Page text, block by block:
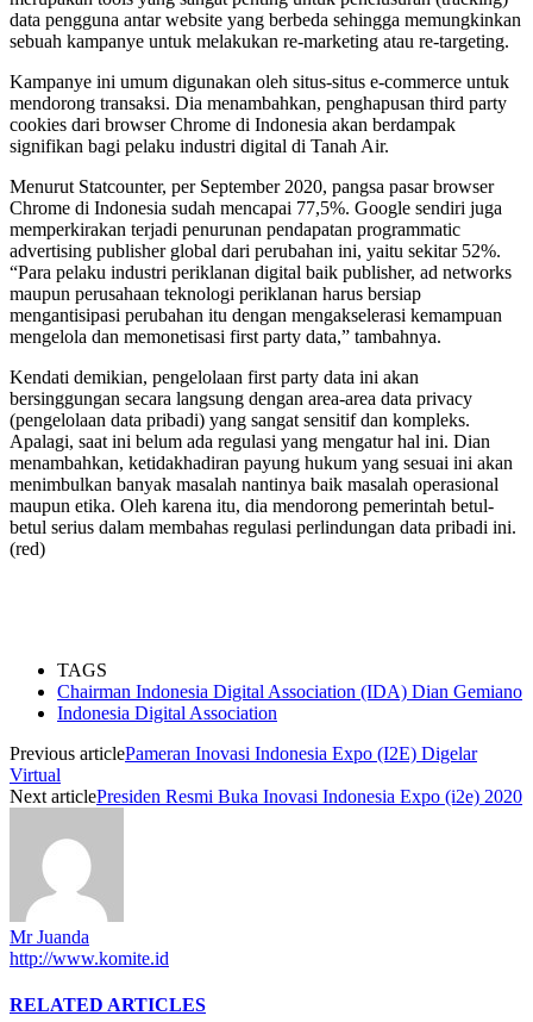
data pengguna antar website yang berbeda sehingga memungkinkan
sebuah kampanye untuk melakukan re-marketing atau re-targeting.
Kampanye ini umum digunakan oleh situs-situs e-commerce untuk
mendorong transaksi. Dia menambahkan, penghapusan third party
cookies dari browser Chrome di Indonesia akan berdampak
signifikan bagi pelaku industri digital di Tanah Air.
Menurut Statcounter, per September 2020, pangsa pasar browser
Chrome di Indonesia sudah mencapai 77,5%. Google sendiri juga
memperkirakan terjadi penurunan pendapatan programmatic
advertising publisher global dari perubahan ini, yaitu sekitar 52%.
“Para pelaku industri periklanan digital baik publisher, ad networks
maupun perusahaan teknologi periklanan harus bersiap
mengantisipasi perubahan itu dengan mengakselerasi kemampuan
mengelola dan memonetisasi first party data,” tambahnya.
Kendati demikian, pengelolaan first party data ini akan
bersinggungan secara langsung dengan area-area data privacy
(pengelolaan data pribadi) yang sangat sensitif dan kompleks.
Apalagi, saat ini belum ada regulasi yang mengatur hal ini. Dian
menambahkan, ketidakhadiran payung hukum yang sesuai ini akan
menimbulkan banyak masalah nantinya baik masalah operasional
maupun etika. Oleh karena itu, dia mendorong pemerintah betul-
betul serius dalam membahas regulasi perlindungan data pribadi ini.
(red)
TAGS
Chairman Indonesia Digital Association (IDA) Dian Gemiano
Indonesia Digital Association
Previous articlePameran Inovasi Indonesia Expo (I2E) Digelar
Virtual
Next articlePresiden Resmi Buka Inovasi Indonesia Expo (i2e) 2020
Mr Juanda
http://www.komite.id
RELATED ARTICLES